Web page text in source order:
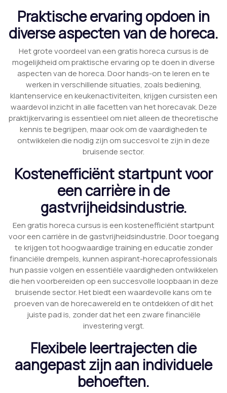
Praktische ervaring opdoen in
diverse aspecten van de horeca.
Het grote voordeel van een gratis horeca cursus is de
mogelijkheid om praktische ervaring op te doen in diverse
aspecten van de horeca. Door hands-on te leren en te
werken in verschillende situaties, zoals bediening,
klantenservice en keukenactiviteiten, krijgen cursisten een
waardevol inzicht in alle facetten van het horecavak. Deze
praktijkervaring is essentieel om niet alleen de theoretische
kennis te begrijpen, maar ook om de vaardigheden te
ontwikkelen die nodig zijn om succesvol te zijn in deze
bruisende sector.
Kostenefficiënt startpunt voor
een carrière in de
gastvrijheidsindustrie.
Een gratis horeca cursus is een kostenefficiënt startpunt
voor een carrière in de gastvrijheidsindustrie. Door toegang
te krijgen tot hoogwaardige training en educatie zonder
financiële drempels, kunnen aspirant-horecaprofessionals
hun passie volgen en essentiële vaardigheden ontwikkelen
die hen voorbereiden op een succesvolle loopbaan in deze
bruisende sector. Het biedt een waardevolle kans om te
proeven van de horecawereld en te ontdekken of dit het
juiste pad is, zonder dat het een zware financiële
investering vergt.
Flexibele leertrajecten die
aangepast zijn aan individuele
behoeften.